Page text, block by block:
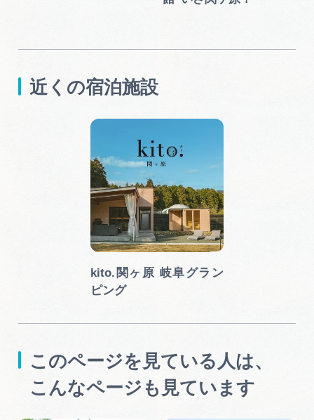
近くの宿泊施設
kito.関ヶ原 岐阜グラン
ピング
このページを見ている人は、
こんなページも見ています